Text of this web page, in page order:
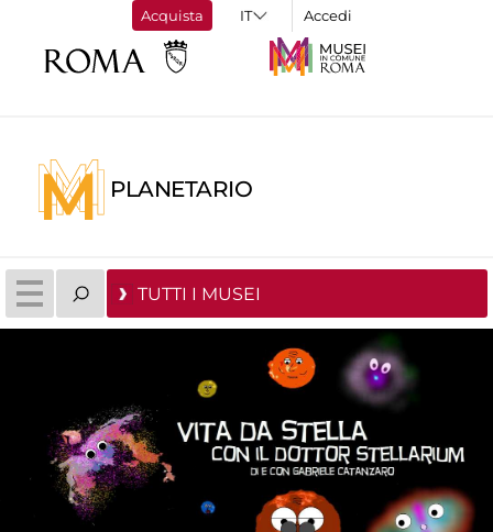
Acquista Accedi
PLANETARIO
TUTTI I MUSEI